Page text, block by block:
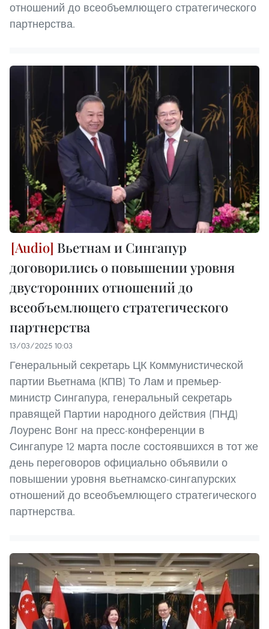
отношений до всеобъемлющего стратегического
партнерства.
Вьетнам и Сингапур
договорились о повышении уровня
двусторонних отношений до
всеобъемлющего стратегического
партнерства
13/03/2025 10:03
Генеральный секретарь ЦК Коммунистической
партии Вьетнама (КПВ) То Лам и премьер-
министр Сингапура, генеральный секретарь
правящей Партии народного действия (ПНД)
Лоуренс Вонг на пресс-конференции в
Сингапуре 12 марта после состоявшихся в тот же
день переговоров официально объявили о
повышении уровня вьетнамско-сингапурских
отношений до всеобъемлющего стратегического
партнерства.